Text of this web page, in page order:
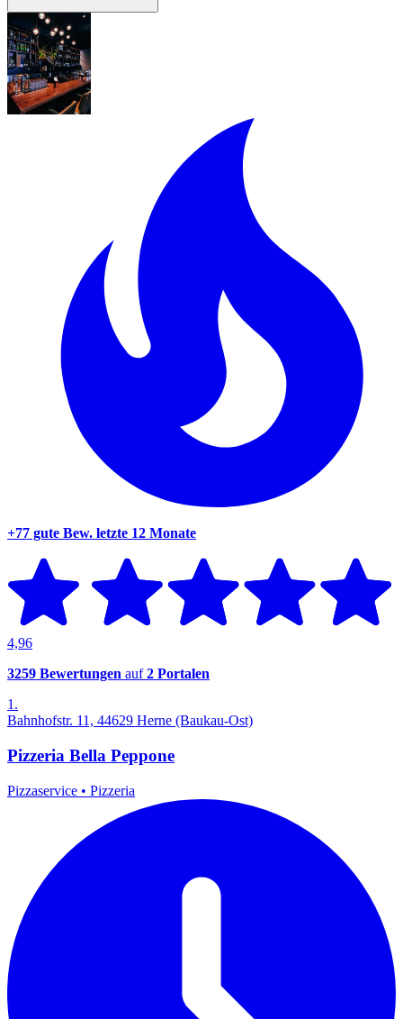
+77 gute Bew. letzte 12 Monate
4,96
3259 Bewertungen auf2 Portalen
1.
Bahnhofstr. 11, 44629 Herne (Baukau-Ost)
Pizzeria Bella Peppone
Pizzaservice • Pizzeria